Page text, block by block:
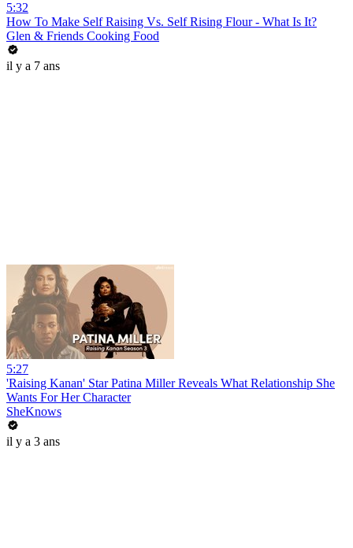
5:32
How To Make Self Raising Vs. Self Rising Flour - What Is It?
Glen & Friends Cooking Food
il y a 7 ans
5:27
'Raising Kanan' Star Patina Miller Reveals What Relationship She
Wants For Her Character
SheKnows
il y a 3 ans